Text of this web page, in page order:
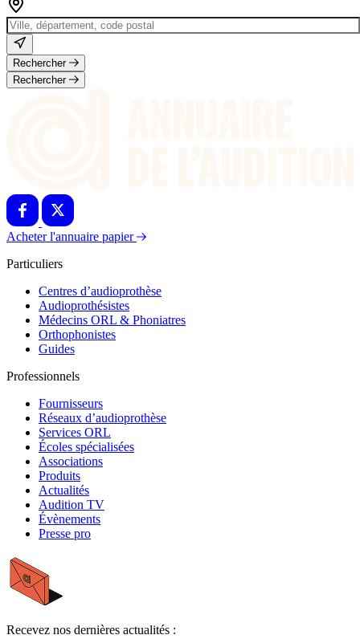
Rechercher
Rechercher
Acheter l'annuaire papier
Particuliers
Centres d’audioprothèse
Audioprothésistes
Médecins ORL & Phoniatres
Orthophonistes
Guides
Professionnels
Fournisseurs
Réseaux d’audioprothèse
Services ORL
Écoles spécialisées
Associations
Produits
Actualités
Audition TV
Évènements
Presse pro
Recevez nos dernières actualités :